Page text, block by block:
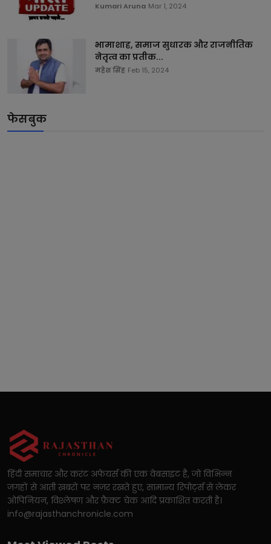
Kumari Aruna Mar 1, 2024
भामाशाह, समाज सुधारक और राजनीतिक
नेतृत्व का प्रतीक...
महेश सिंह Feb 15, 2024
फेसबुक
हिंदी समाचार और करंट अफेयर्स की एक वेबसाइट है, जो विभिन्न
जगहों से आती ख़बरों पर नज़र रखते हुए, सामान्य रिपोर्ट्स से लेकर
ओपिनियन, विश्लेषण और फ़ैक्ट चेक आदि प्रकाशित करती है।
info@rajasthanchronicle.com